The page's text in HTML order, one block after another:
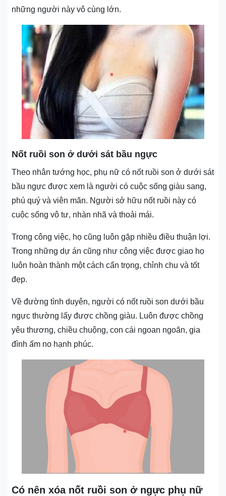
những người này vô cùng lớn.
Nốt ruồi son ở dưới sát bầu ngực
Theo nhân tướng học, phụ nữ có nốt ruồi son ở dưới sát
bầu ngực được xem là người có cuộc sống giàu sang,
phú quý và viên mãn. Người sở hữu nốt ruồi này có
cuộc sống vô tư, nhàn nhã và thoải mái.
Trong công việc, họ cũng luôn gặp nhiều điều thuận lợi.
Trong những dự án cũng như công việc được giao họ
luôn hoàn thành một cách cẩn trọng, chỉnh chu và tốt
đẹp.
Về đường tình duyên, người có nốt ruồi son dưới bầu
ngực thường lấy được chồng giàu. Luôn được chồng
yêu thương, chiều chuộng, con cái ngoan ngoãn, gia
đình ấm no hạnh phúc.
Có nên xóa nốt ruồi son ở ngực phụ nữ